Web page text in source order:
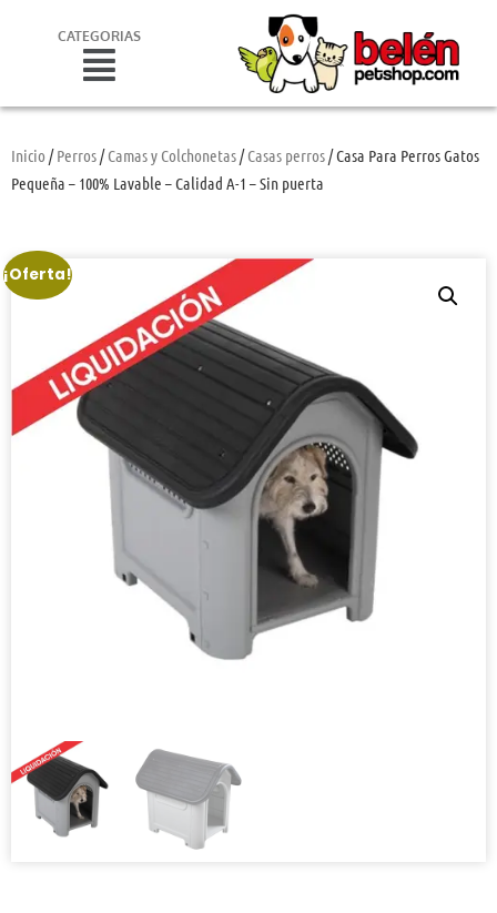
CATEGORIAS
Inicio /Perros/Camas y Colchonetas/Casas perros/ Casa Para Perros Gatos
Pequeña – 100% Lavable – Calidad A-1 – Sin puerta
¡Oferta!